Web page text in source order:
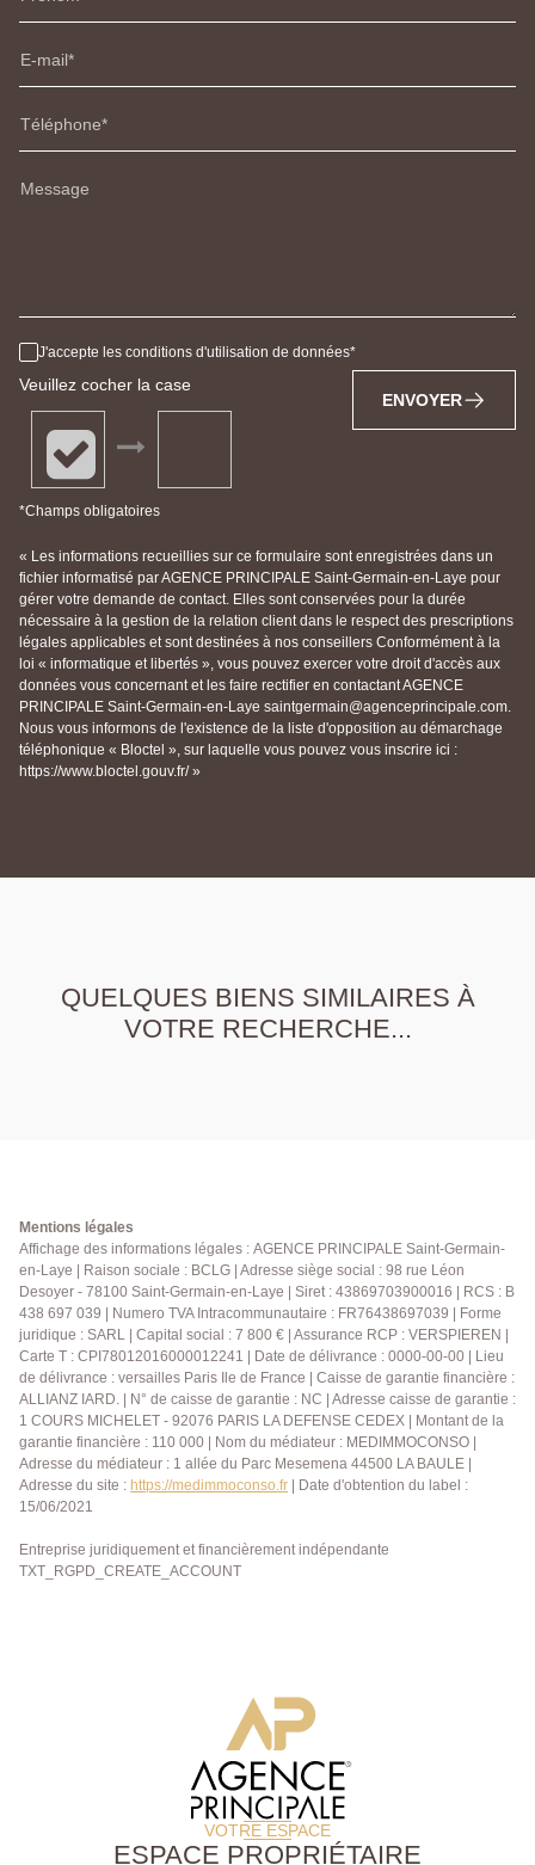
E-mail
Téléphone
Message
J'accepte les conditions d'utilisation de données
Veuillez cocher la case
*Champs obligatoires
ENVOYER
« Les informations recueillies sur ce formulaire sont enregistrées dans un
fichier informatisé par AGENCE PRINCIPALE Saint-Germain-en-Laye pour
gérer votre demande de contact. Elles sont conservées pour la durée
nécessaire à la gestion de la relation client dans le respect des prescriptions
légales applicables et sont destinées à nos conseillers Conformément à la
loi « informatique et libertés », vous pouvez exercer votre droit d'accès aux
données vous concernant et les faire rectifier en contactant AGENCE
PRINCIPALE Saint-Germain-en-Laye saintgermain@agenceprincipale.com.
Nous vous informons de l'existence de la liste d'opposition au démarchage
téléphonique « Bloctel », sur laquelle vous pouvez vous inscrire ici :
https://www.bloctel.gouv.fr/ »
QUELQUES BIENS SIMILAIRES À
VOTRE RECHERCHE...
Mentions légales
Affichage des informations légales : AGENCE PRINCIPALE Saint-Germain-
en-Laye | Raison sociale : BCLG | Adresse siège social : 98 rue Léon
Desoyer - 78100 Saint-Germain-en-Laye | Siret : 43869703900016 | RCS : B
438 697 039 | Numero TVA Intracommunautaire : FR76438697039 | Forme
juridique : SARL | Capital social : 7 800 € | Assurance RCP : VERSPIEREN |
Carte T : CPI78012016000012241 | Date de délivrance : 0000-00-00 | Lieu
de délivrance : versailles Paris Ile de France | Caisse de garantie financière :
ALLIANZ IARD. | N° de caisse de garantie : NC | Adresse caisse de garantie :
1 COURS MICHELET - 92076 PARIS LA DEFENSE CEDEX | Montant de la
garantie financière : 110 000 | Nom du médiateur : MEDIMMOCONSO |
Adresse du médiateur : 1 allée du Parc Mesemena 44500 LA BAULE |
Adresse du site : https://medimmoconso.fr | Date d'obtention du label :
15/06/2021
Entreprise juridiquement et financièrement indépendante
TXT_RGPD_CREATE_ACCOUNT
VOTRE ESPACE
ESPACE PROPRIÉTAIRE